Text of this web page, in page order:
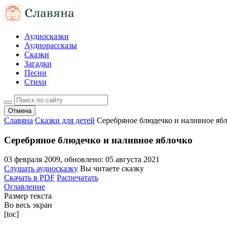
Аудиосказки
Аудиорассказы
Сказки
Загадки
Песни
Стихи
Отмена
Славяна Сказки для детей Серебряное блюдечко и наливное
Серебряное блюдечко и наливное яблочко
03 февраля 2009, обновлено: 05 августа 2021
Слушать аудиосказку Вы читаете сказку
Скачать в PDF Распечатать
Оглавление
Размер текста
Во весь экран
[toc]